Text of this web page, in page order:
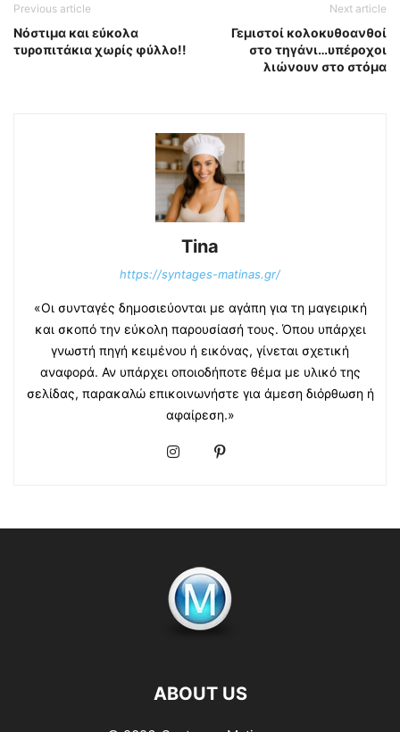
Previous article
Νόστιμα και εύκολα
τυροπιτάκια χωρίς φύλλο!!
Next article
Γεμιστοί κολοκυθοανθοί
στο τηγάνι…υπέροχοι
λιώνουν στο στόμα
Tina
https://syntages-matinas.gr/
«Οι συνταγές δημοσιεύονται με αγάπη για τη μαγειρική
και σκοπό την εύκολη παρουσίασή τους. Όπου υπάρχει
γνωστή πηγή κειμένου ή εικόνας, γίνεται σχετική
αναφορά. Αν υπάρχει οποιοδήποτε θέμα με υλικό της
σελίδας, παρακαλώ επικοινωνήστε για άμεση διόρθωση ή
αφαίρεση.»
ABOUT US